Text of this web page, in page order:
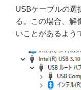
USBケーブルの選
る。この場合、解
いことがあるよう